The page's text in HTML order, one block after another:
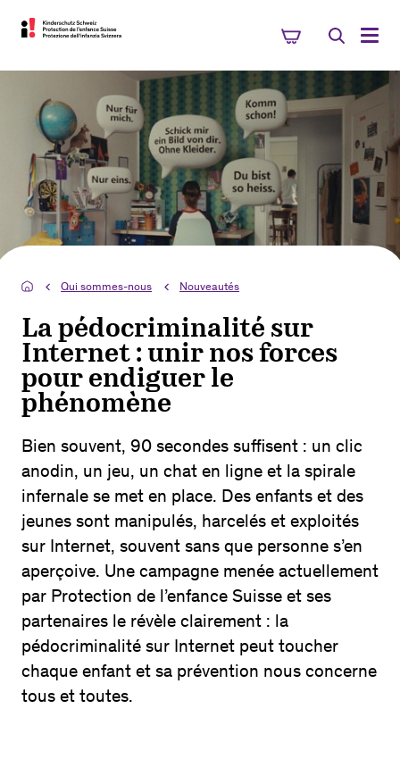
Qui sommes-nous Nouveautés
La pédocriminalité sur
Internet : unir nos forces
pour endiguer le
phénomène
Bien souvent, 90 secondes suffisent : un clic
anodin, un jeu, un chat en ligne et la spirale
infernale se met en place. Des enfants et des
jeunes sont manipulés, harcelés et exploités
sur Internet, souvent sans que personne s’en
aperçoive. Une campagne menée actuellement
par Protection de l’enfance Suisse et ses
partenaires le révèle clairement : la
pédocriminalité sur Internet peut toucher
chaque enfant et sa prévention nous concerne
tous et toutes.